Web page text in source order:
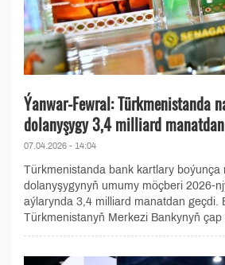
Ýanwar-Fewral: Türkmenistanda
dolanyşygy 3,4 milliard
07.04.2026 - 14:04
Türkmenistanda bank kartlary boýunça
dolanyşygynyň umumy möçberi 2026-
aýlarynda 3,4 milliard manatdan geçdi.
Türkmenistanyň Merkezi Bankynyň çap